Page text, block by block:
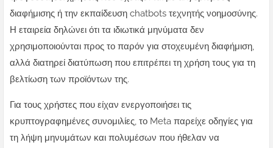
διαφήμισης ή την εκπαίδευση chatbots τεχνητής νοημοσύνης.
Η εταιρεία δηλώνει ότι τα ιδιωτικά μηνύματα δεν
χρησιμοποιούνται προς το παρόν για στοχευμένη διαφήμιση,
αλλά διατηρεί διατύπωση που επιτρέπει τη χρήση τους για τη
βελτίωση των προϊόντων της.
Για τους χρήστες που είχαν ενεργοποιήσει τις
κρυπτογραφημένες συνομιλίες, το Meta παρείχε οδηγίες για
τη λήψη μηνυμάτων και πολυμέσων που ήθελαν να